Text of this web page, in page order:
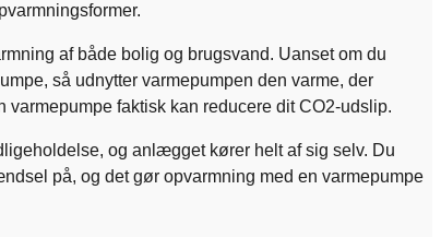
af både bolig og brugsvand. Uanset om du
så udnytter varmepumpen den varme, der
faktisk kan reducere dit CO2-udslip.
og anlægget kører helt af sig selv. Du
på, og det gør opvarmning med en varmepumpe